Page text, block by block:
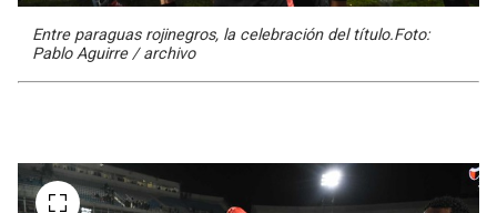
Entre paraguas rojinegros, la celebración del título.Foto:
Pablo Aguirre / archivo